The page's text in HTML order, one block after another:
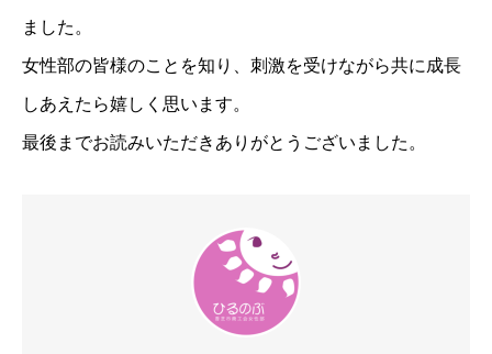
ました。
女性部の皆様のことを知り、刺激を受けながら共に成長
しあえたら嬉しく思います。
最後までお読みいただきありがとうございました。